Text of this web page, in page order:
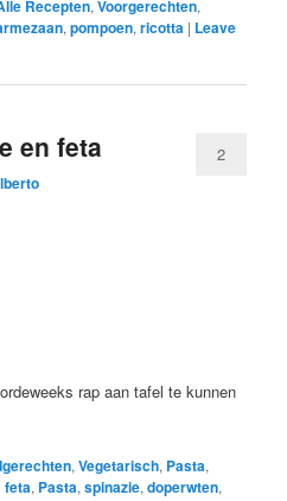
Recepten,Voorgerechten,
,pompoen,ricotta | Leave
en feta 2
rap aan tafel te kunnen
,Vegetarisch, Pasta,
feta, Pasta,spinazie,doperwten,